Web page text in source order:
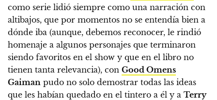
como serie lidió siempre como una narración con
altibajos, que por momentos no se entendía bien a
dónde iba (aunque, debemos reconocer, le rindió
homenaje a algunos personajes que terminaron
siendo favoritos en el show y que en el libro no
tienen tanta relevancia), con Good Omens
Gaiman pudo no solo demostrar todas las ideas
que les habían quedado en el tintero a él y a Terry